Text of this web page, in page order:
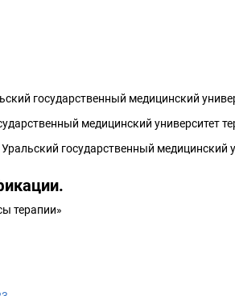
государственный медицинский
медицинский университет
государственный медицинский
терапии»